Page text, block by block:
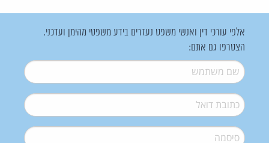
אלפי עורכי דין ואנשי משפט נעזרים בידע משפטי מהימן ועדכני.
הצטרפו גם אתם:
שם משתמש*
דואל*
סיסמה*